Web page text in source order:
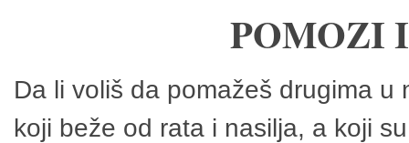
POMOZI
Da li voliš da pomažeš drugima
koji beže od rata i nasilja, a koji